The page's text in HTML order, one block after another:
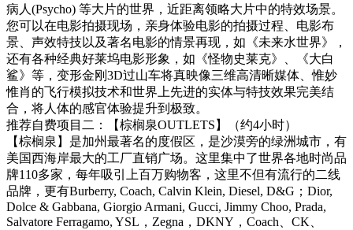
病人(Psycho) 等大片的世界，近距离领略大片中的特效场景。
您可以在电影拍摄现场，亲身体验电影的拍摄过程、电影布
景、声效特技以及著名电影的情景再现，如《未来水世界》，
还有各种经典好莱坞电影形象，如《怪物史莱克》、《大白
鲨》等，变形金刚3D过山车将真映像三维高清晰媒体、惟妙
惟肖的飞行模拟技术和世界上先进的实体与特技效果完美结
合，将人体的感官体验提升到极致。
推荐自费项目二：【棕榈泉OUTLETS】（约4小时）
【棕榈泉】是加州最著名的度假区，是沙漠旁的绿洲城市，有
美国西海岸最大的工厂直销广场。这里集中了世界各地时尚品
牌110多家，每年吸引上百万购物客，这里不但有流行的二线
品牌，更有Burberry, Coach, Calvin Klein, Diesel, D&G；Dior,
Dolce & Gabbana, Giorgio Armani, Gucci, Jimmy Choo, Prada,
Salvatore Ferragamo, YSL，Zegna，DKNY，Coach、CK、